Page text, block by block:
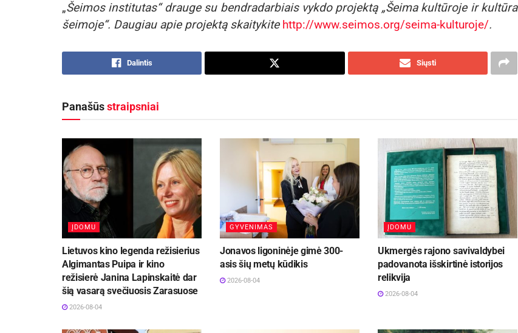
„Šeimos institutas“ drauge su bendradarbiais vykdo projektą „Šeima kultūroje ir kultūra
šeimoje“. Daugiau apie projektą skaitykite http://www.seimos.org/seima-kulturoje/.
Dalintis Siųsti
Panašūsstraipsniai
ĮDOMU
Lietuvos kino legenda režisierius
Algimantas Puipa ir kino
režisierė Janina Lapinskaitė dar
šią vasarą svečiuosis Zarasuose
2026-08-04
GYVENIMAS
Jonavos ligoninėje gimė 300-
asis šių metų kūdikis
2026-08-04
ĮDOMU
Ukmergės rajono savivaldybei
padovanota išskirtinė istorijos
relikvija
2026-08-04